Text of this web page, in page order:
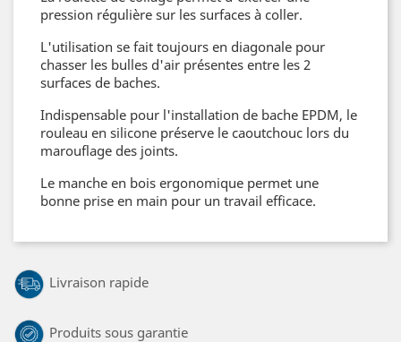
pression régulière sur les surfaces à coller.
L'utilisation se fait toujours en diagonale pour
chasser les bulles d'air présentes entre les 2
surfaces de baches.
Indispensable pour l'installation de bache EPDM, le
rouleau en silicone préserve le caoutchouc lors du
marouflage des joints.
Le manche en bois ergonomique permet une
bonne prise en main pour un travail efficace.
Livraison rapide
Produits sous garantie